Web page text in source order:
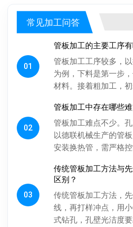
常见加工问答
01
管板加工的主要工序有
管板加工工序较多，
为例，下料是第一步
材料。接着粗加工，
关键，通过射线、超声
02
管板加工中存在哪些难
管板加工难点不少。
以德联机械生产的管
安装换热管，需严格
影响换热管安装与设
03
传统管板加工方法与
区别？
传统管板加工方法，
线，再打样冲点，用
式钻孔，孔壁光洁度